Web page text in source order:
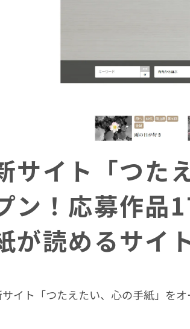
サイト「つた
ン！応募作品
が読めるサイ
イト「つたえたい、心の手紙」をオ